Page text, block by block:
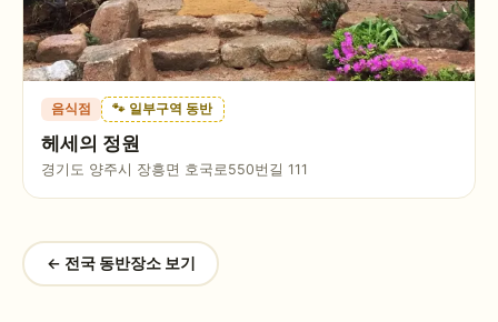
음식점 🐾 일부구역 동반
헤세의 정원
경기도 양주시 장흥면 호국로550번길 111
← 전국 동반장소 보기